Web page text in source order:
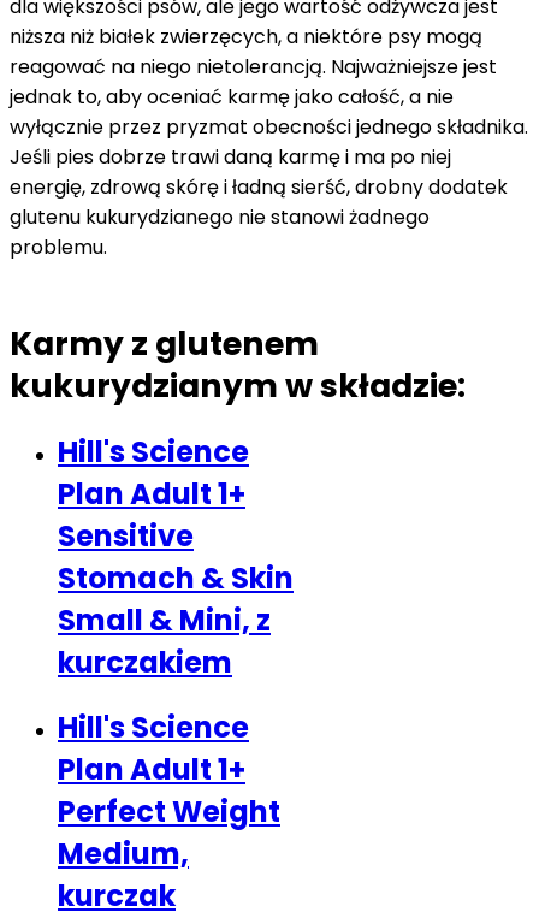
dla większości psów, ale jego wartość odżywcza jest
niższa niż białek zwierzęcych, a niektóre psy mogą
reagować na niego nietolerancją. Najważniejsze jest
jednak to, aby oceniać karmę jako całość, a nie
wyłącznie przez pryzmat obecności jednego składnika.
Jeśli pies dobrze trawi daną karmę i ma po niej
energię, zdrową skórę i ładną sierść, drobny dodatek
glutenu kukurydzianego nie stanowi żadnego
problemu.
Karmy z glutenem
kukurydzianym w składzie:
Hill's Science
Plan Adult 1+
Sensitive
Stomach & Skin
Small & Mini, z
kurczakiem
Hill's Science
Plan Adult 1+
Perfect Weight
Medium,
kurczak